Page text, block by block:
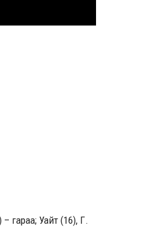
гараа; Уайт (16), Г.